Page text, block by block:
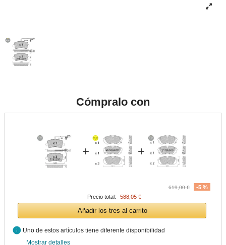
Cómpralo con
+ +
619,00 €
-5 %
Precio total:
588,05 €
Añadir los tres al carrito
info Uno de estos artículos tiene diferente disponibilidad
Mostrar detalles